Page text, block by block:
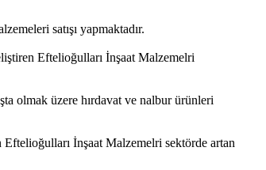
satışı yapmaktadır.
Eftelioğulları İnşaat Malzemelri
olmak üzere hırdavat ve nalbur ürünleri
İnşaat Malzemelri sektörde artan